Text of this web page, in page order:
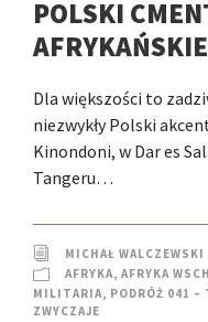
POLSKI
Dla większości to
niezwykły Polski
Kinondoni, w Dar es
Tangeru…
MICHAŁ WALCZEWSKI
AFRYKA, AFRYKA
MILITARIA, PODRÓŻ 041 –
ZWYCZAJE